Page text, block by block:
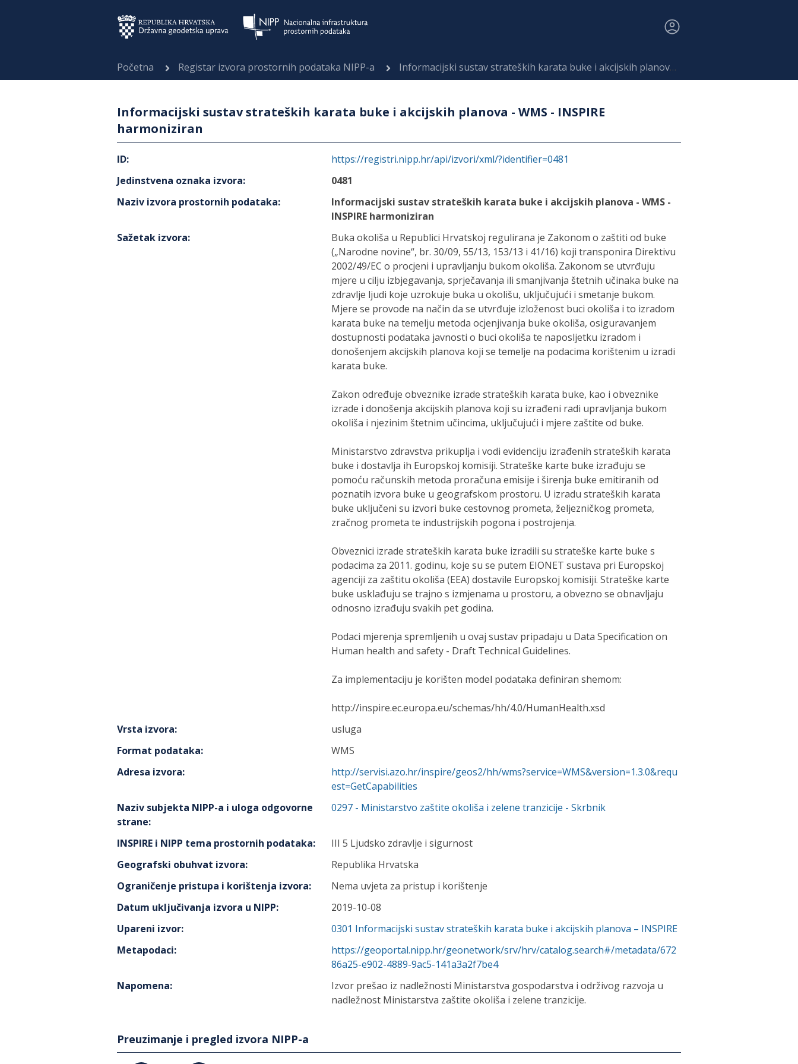
Početna Registar izvora prostornih podataka NIPP-a Informacijski sustav strateških karata buke i akcijskih planova - WMS - INSPIRE harmoniziran
Informacijski sustav strateških karata buke i akcijskih planova - WMS - INSPIRE
harmoniziran
ID:
https://registri.nipp.hr/api/izvori/xml/?identifier=0481
Jedinstvena oznaka izvora:
0481
Naziv izvora prostornih podataka:
Informacijski sustav strateških karata buke i akcijskih planova - WMS -
INSPIRE harmoniziran
Sažetak izvora:
Buka okoliša u Republici Hrvatskoj regulirana je Zakonom o zaštiti od buke
(„Narodne novine“, br. 30/09, 55/13, 153/13 i 41/16) koji transponira Direktivu
2002/49/EC o procjeni i upravljanju bukom okoliša. Zakonom se utvrđuju
mjere u cilju izbjegavanja, sprječavanja ili smanjivanja štetnih učinaka buke na
zdravlje ljudi koje uzrokuje buka u okolišu, uključujući i smetanje bukom.
Mjere se provode na način da se utvrđuje izloženost buci okoliša i to izradom
karata buke na temelju metoda ocjenjivanja buke okoliša, osiguravanjem
dostupnosti podataka javnosti o buci okoliša te naposljetku izradom i
donošenjem akcijskih planova koji se temelje na podacima korištenim u izradi
karata buke.
Zakon određuje obveznike izrade strateških karata buke, kao i obveznike
izrade i donošenja akcijskih planova koji su izrađeni radi upravljanja bukom
okoliša i njezinim štetnim učincima, uključujući i mjere zaštite od buke.
Ministarstvo zdravstva prikuplja i vodi evidenciju izrađenih strateških karata
buke i dostavlja ih Europskoj komisiji. Strateške karte buke izrađuju se
pomoću računskih metoda proračuna emisije i širenja buke emitiranih od
poznatih izvora buke u geografskom prostoru. U izradu strateških karata
buke uključeni su izvori buke cestovnog prometa, željezničkog prometa,
zračnog prometa te industrijskih pogona i postrojenja.
Obveznici izrade strateških karata buke izradili su strateške karte buke s
podacima za 2011. godinu, koje su se putem EIONET sustava pri Europskoj
agenciji za zaštitu okoliša (EEA) dostavile Europskoj komisiji. Strateške karte
buke usklađuju se trajno s izmjenama u prostoru, a obvezno se obnavljaju
odnosno izrađuju svakih pet godina.
Podaci mjerenja spremljenih u ovaj sustav pripadaju u Data Specification on
Human health and safety - Draft Technical Guidelines.
Za implementaciju je korišten model podataka definiran shemom:
http://inspire.ec.europa.eu/schemas/hh/4.0/HumanHealth.xsd
Vrsta izvora:
usluga
Format podataka:
WMS
Adresa izvora:
http://servisi.azo.hr/inspire/geos2/hh/wms?service=WMS&version=1.3.0&requ
est=GetCapabilities
Naziv subjekta NIPP-a i uloga odgovorne
strane:
0297 - Ministarstvo zaštite okoliša i zelene tranzicije - Skrbnik
INSPIRE i NIPP tema prostornih podataka:
III 5 Ljudsko zdravlje i sigurnost
Geografski obuhvat izvora:
Republika Hrvatska
Ograničenje pristupa i korištenja izvora:
Nema uvjeta za pristup i korištenje
Datum uključivanja izvora u NIPP:
2019-10-08
Upareni izvor: 0301 Informacijski sustav strateških karata buke i akcijskih planova – INSPIRE
Metapodaci:
https://geoportal.nipp.hr/geonetwork/srv/hrv/catalog.search#/metadata/672
86a25-e902-4889-9ac5-141a3a2f7be4
Napomena:
Izvor prešao iz nadležnosti Ministarstva gospodarstva i održivog razvoja u
nadležnost Ministarstva zaštite okoliša i zelene tranzicije.
Preuzimanje i pregled izvora NIPP-a